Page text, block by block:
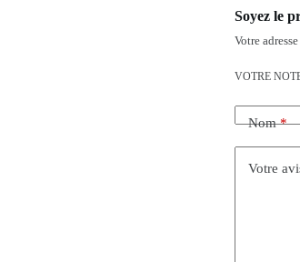
Soyez le
Votre
VOTRE
Nom*
Votre